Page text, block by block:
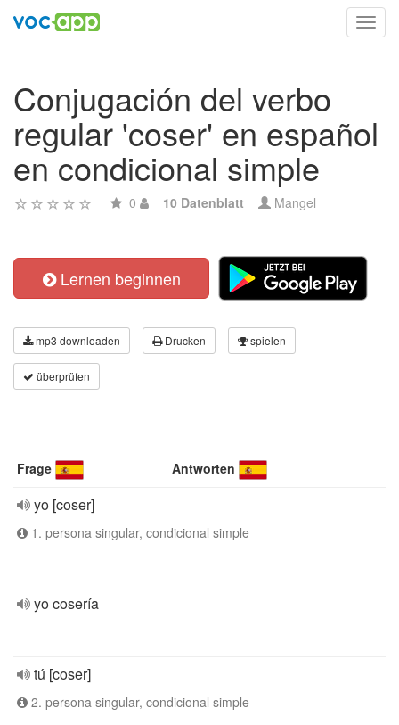
Conjugación del verbo
regular 'coser' en español
en condicional simple
0 10 Datenblatt Mangel
Lernen beginnen
mp3 downloaden Drucken spielen
überprüfen
Frage Antworten
yo [coser]
1. persona singular, condicional simple
yo cosería
tú [coser]
2. persona singular, condicional simple